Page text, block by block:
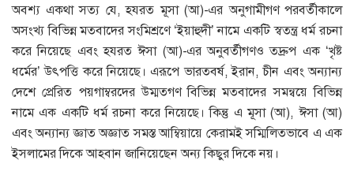
অবশ্য একথা সত্য যে, হযরত মূসা (আ)-এর অনুগামীগণ পরবর্তীকালে
অসংখ্য বিভিন্ন মতবাদের সংমিশ্রণে ‘ইয়াহুদী’ নামে একটি স্বতন্ত্র ধর্ম রচনা
করে নিয়েছে এবং হযরত ঈসা (আ)-এর অনুবর্তীগণও তদ্রুপ এক ‘খৃষ্ট
ধর্মের’ উৎপত্তি করে নিয়েছে। এরূপে ভারতবর্ষ, ইরান, চীন এবং অন্যান্য
দেশে প্রেরিত পয়গাম্বরদের উম্মতগণ বিভিন্ন মতবাদের সমন্বয়ে বিভিন্ন
নামে এক একটি ধর্ম রচনা করে নিয়েছে। কিন্তু এ মূসা (আ), ঈসা (আ)
এবং অন্যান্য জ্ঞাত অজ্ঞাত সমস্ত আম্বিয়ায়ে কেরামই সম্মিলিতভাবে এ এক
ইসলামের দিকে আহবান জানিয়েছেন অন্য কিছুর দিকে নয়।